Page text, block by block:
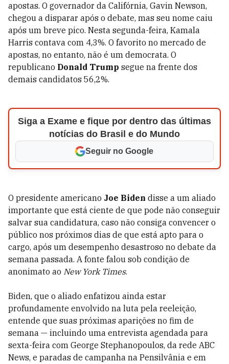
apostas. O governador da Califórnia, Gavin Newson,
chegou a disparar após o debate, mas seu nome caiu
após um breve pico. Nesta segunda-feira, Kamala
Harris contava com 4,3%. O favorito no mercado de
apostas, no entanto, não é um democrata. O
republicano Donald Trump segue na frente dos
demais candidatos 56,2%.
Siga a Exame e fique por dentro das últimas
notícias do Brasil e do Mundo
Seguir no Google
O presidente americano Joe Biden disse a um aliado
importante que está ciente de que pode não conseguir
salvar sua candidatura, caso não consiga convencer o
público nos próximos dias de que está apto para o
cargo, após um desempenho desastroso no debate da
semana passada. A fonte falou sob condição de
anonimato ao New York Times.
Biden, que o aliado enfatizou ainda estar
profundamente envolvido na luta pela reeleição,
entende que suas próximas aparições no fim de
semana — incluindo uma entrevista agendada para
sexta-feira com George Stephanopoulos, da rede ABC
News, e paradas de campanha na Pensilvânia e em